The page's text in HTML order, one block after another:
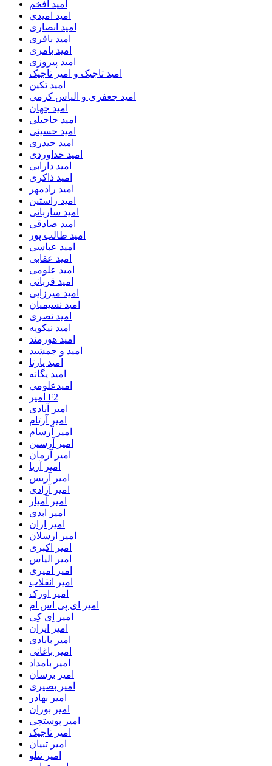
امید افخم
امید امیدی
امید انصاری
امید باقری
امید بامری
امید پیروزی
امید تاجیک و امیر تاجیک
امید تکین
امید جعفری و الیاس کرمی
امید جهان
امید حاجیلی
امید حسینی
امید حیدری
امید خداوردی
امید دارابی
امید ذاکری
امید رادمهر
امید راستین
امید ساربانی
امید صادقی
امید طالب پور
امید عباسی
امید عقابی
امید علومی
امید قربانی
امید میرزایی
امید نسیمیان
امید نصری
امید نیکویه
امید هورمند
امید و جمشید
امید یارتا
امید یگانه
امیدعلومی
امیر F2
امیر آبادی
امیر آرتام
امیر آرسام
امیر آرسین
امیر آرمان
امیر آریا
امیر آریس
امیر آزادی
امیر آمیار
امیر ابدی
امیر اران
امیر ارسلان
امیر اکبری
امیر الیاس
امیر امیری
امیر انقلاب
امیر اورک
امیر ای پی اس ام
امیر اِی کِی
امیر ایران
امیر بابادی
امیر باغانی
امیر بامداد
امیر برسان
امیر بصیری
امیر بهادر
امیر بوران
امیر پوستچی
امیر تاجیک
امیر تبیان
امیر تتلو